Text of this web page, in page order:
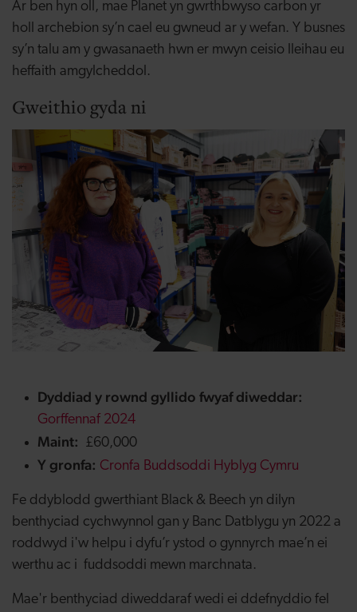
Ar ben hyn oll, mae Planet yn gwrthbwyso carbon yr
holl archebion sy’n cael eu gwneud ar y wefan. Y busnes
sy’n talu am y gwasanaeth hwn er mwyn ceisio lleihau eu
heffaith amgylcheddol.
Gweithio gyda ni
Dyddiad y rownd gyllido fwyaf diweddar:
Gorffennaf 2024
Maint: £60,000
Y gronfa: Cronfa Buddsoddi Hyblyg Cymru
Fe ddyblodd gwerthiant Black & Beech yn dilyn
benthyciad cychwynnol gan y Banc Datblygu yn 2022 a
roddwyd i'w helpu i dyfu’r ystod o gynnyrch mae’n ei
werthu ac i fuddsoddi mewn marchnata.
Mae'r benthyciad diweddaraf wedi ei ddefnyddio fel